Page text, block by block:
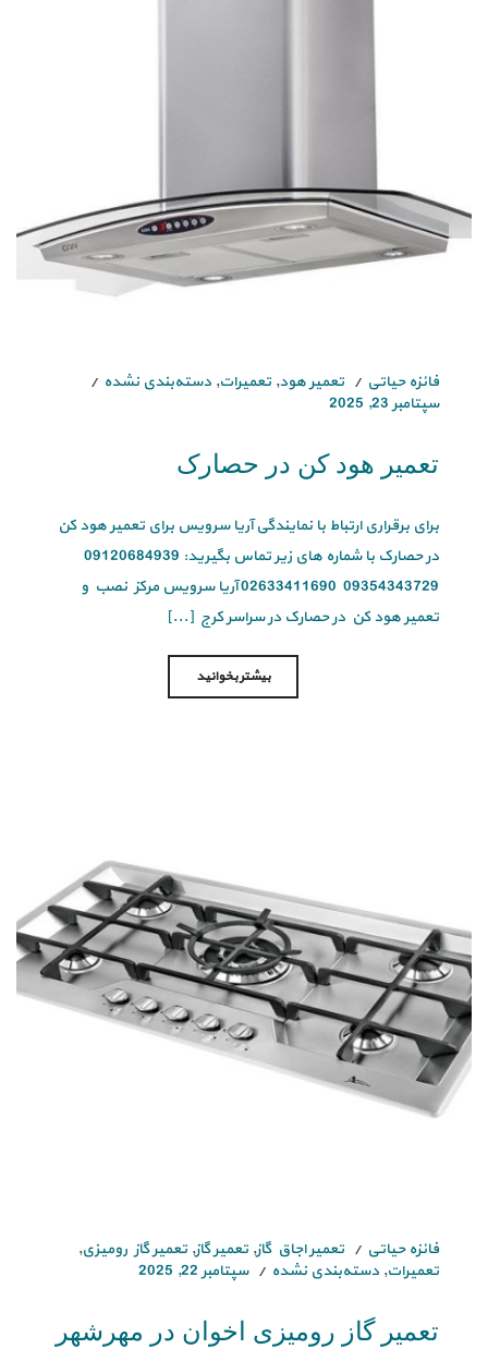
فائزه حیاتی تعمیر هود, تعمیرات, دسته‌بندی نشده
سپتامبر 23, 2025
تعمیر هود کن در حصارک
برای برقراری ارتباط با نمایندگی آریا سرویس برای تعمیر هود کن
09354343729 02633411690 آریا سرویس مرکز نصب و
تعمیر هود کن در حصارک در سراسر کرج [...]
بیشتر بخوانید
فائزه حیاتی تعمیر اجاق گاز, تعمیر گاز, تعمیر گاز رومیزی,
تعمیرات, دسته‌بندی نشده سپتامبر 22, 2025
تعمیر گاز رومیزی اخوان در مهرشهر